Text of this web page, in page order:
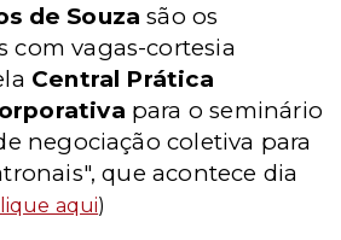
de Souzasão os
com vagas-cortesia
Central Prática
para o seminário
negociação coletiva para
que acontece dia
aqui)